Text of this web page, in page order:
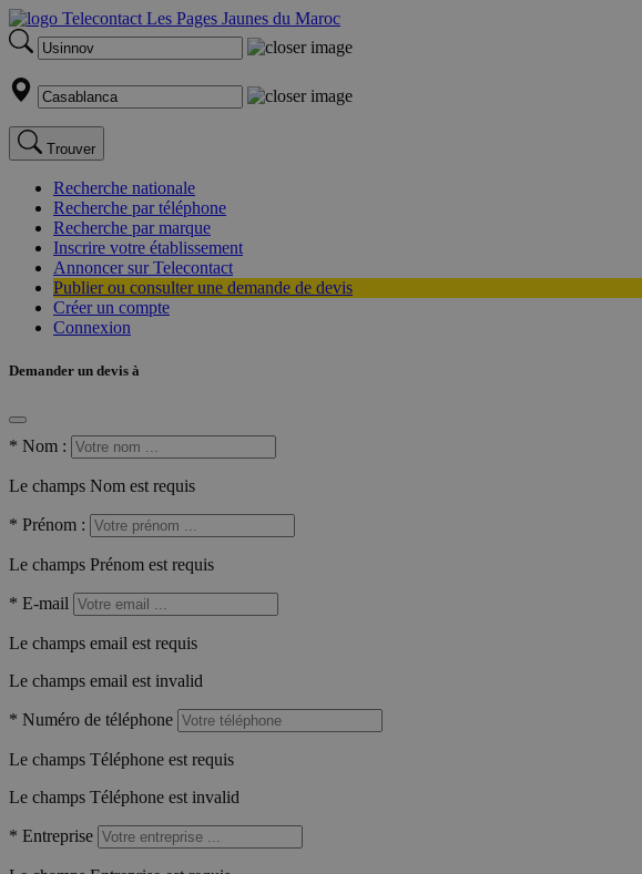
Trouver
Recherche nationale
Recherche par téléphone
Recherche par marque
Inscrire votre établissement
Annoncer sur Telecontact
Publier ou consulter une demande de devis
Créer un compte
Connexion
Demander un devis à
* Nom :
Le champs Nom est requis
* Prénom :
Le champs Prénom est requis
* E-mail
Le champs email est requis
Le champs email est invalid
* Numéro de téléphone
Le champs Téléphone est requis
Le champs Téléphone est invalid
* Entreprise